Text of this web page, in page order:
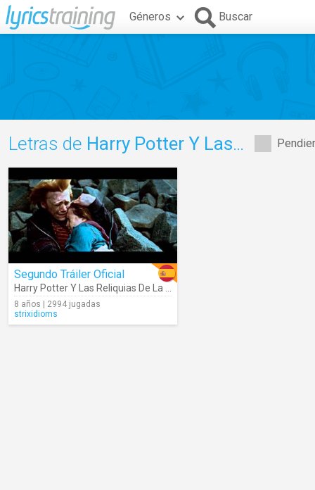
Géneros Buscar
Letras de Harry Potter Y Las Reliquias De La Muerte Parte 2
Segundo Tráiler Oficial
8 años | 2994 jugadas
strixidioms